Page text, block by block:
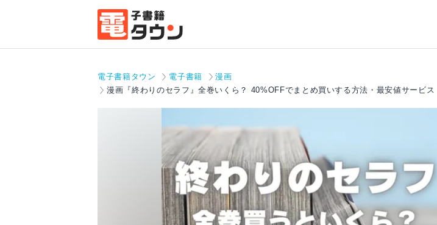
電子書籍タウン 電子書籍
漫画
漫画『終わりのセラフ』全巻いくら？ 40%OFFでまとめ買いする方法・最安値サービス